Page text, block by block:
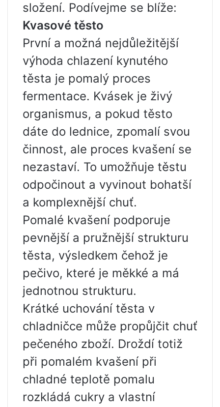
složení. Podívejme se blíže:
Kvasové těsto
První a možná nejdůležitější
výhoda chlazení kynutého
těsta je pomalý proces
fermentace. Kvásek je živý
organismus, a pokud těsto
dáte do lednice, zpomalí svou
činnost, ale proces kvašení se
nezastaví. To umožňuje těstu
odpočinout a vyvinout bohatší
a komplexnější chuť.
Pomalé kvašení podporuje
pevnější a pružnější strukturu
těsta, výsledkem čehož je
pečivo, které je měkké a má
jednotnou strukturu.
Krátké uchování těsta v
chladničce může propůjčit chuť
pečeného zboží. Droždí totiž
při pomalém kvašení při
chladné teplotě pomalu
rozkládá cukry a vlastní